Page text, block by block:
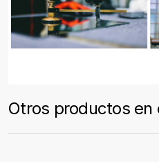
Otros productos en